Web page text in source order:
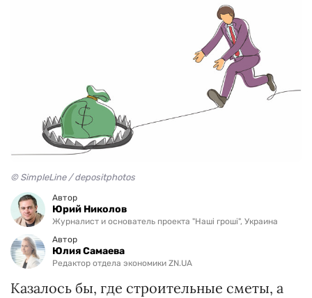
© SimpleLine / depositphotos
Автор
Юрий Николов
Журналист и основатель проекта "Наші гроші", Украина
Автор
Юлия Самаева
Редактор отдела экономики ZN.UA
Казалось бы, где строительные сметы, а